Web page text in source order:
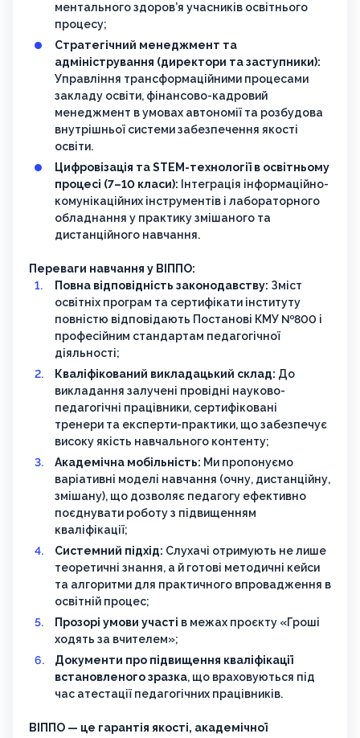
ментального здоров’я учасників освітнього
процесу;
Стратегічний менеджмент та
адміністрування (директори та заступники):
Управління трансформаційними процесами
закладу освіти, фінансово-кадровий
менеджмент в умовах автономії та розбудова
внутрішньої системи забезпечення якості
освіти.
Цифровізація та STEM-технології в освітньому
процесі (7–10 класи): Інтеграція інформаційно-
комунікаційних інструментів і лабораторного
обладнання у практику змішаного та
дистанційного навчання.
Переваги навчання у ВІППО:
Повна відповідність законодавству: Зміст
освітніх програм та сертифікати інституту
повністю відповідають Постанові КМУ №800 і
професійним стандартам педагогічної
діяльності;
Кваліфікований викладацький склад: До
викладання залучені провідні науково-
педагогічні працівники, сертифіковані
тренери та експерти-практики, що забезпечує
високу якість навчального контенту;
Академічна мобільність: Ми пропонуємо
варіативні моделі навчання (очну, дистанційну,
змішану), що дозволяє педагогу ефективно
поєднувати роботу з підвищенням
кваліфікації;
Системний підхід: Слухачі отримують не лише
теоретичні знання, а й готові методичні кейси
та алгоритми для практичного впровадження в
освітній процес;
Прозорі умови участі в межах проєкту «Гроші
ходять за вчителем»;
Документи про підвищення кваліфікації
встановленого зразка, що враховуються під
час атестації педагогічних працівників.
ВІППО — це гарантія якості, академічної